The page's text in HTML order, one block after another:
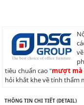
tiêu chuẩn cao "mượt mà
hỏi khắt khe về tính thẩm
THÔNG TIN CHI TIẾT (DETAIL)